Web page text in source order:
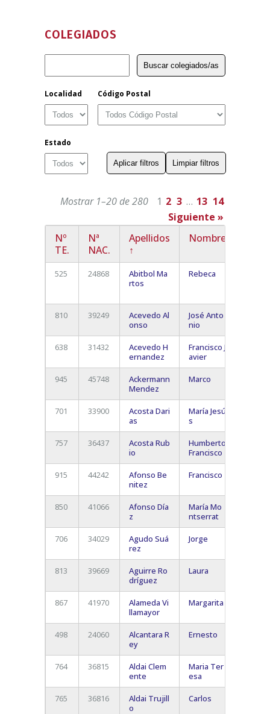
COLEGIADOS
Localidad
Estado
Código Postal
Mostrar 1–20 de 280 1 2 3 … 13 14
Siguiente »
Nº
TE.
Nª
NAC.
Apellidos
↑
Nombre
525 24868
Abitbol Ma
rtos
Rebeca
810 39249
Acevedo Al
onso
José Anto
nio
638 31432
Acevedo H
ernandez
Francisco J
avier
945 45748
Ackermann
Mendez
Marco
701 33900
Acosta Dari
as
María Jesú
s
757 36437
Acosta Rub
io
Humberto
Francisco
915 44242
Afonso Be
nitez
Francisco
850 41066
Afonso Día
z
María Mo
ntserrat
706 34029
Agudo Suá
rez
Jorge
813 39669
Aguirre Ro
dríguez
Laura
867 41970
Alameda Vi
llamayor
Margarita
498 24060
Alcantara R
ey
Ernesto
764 36815
Aldai Clem
ente
Maria Ter
esa
765 36816
Aldai Trujill
o
Carlos